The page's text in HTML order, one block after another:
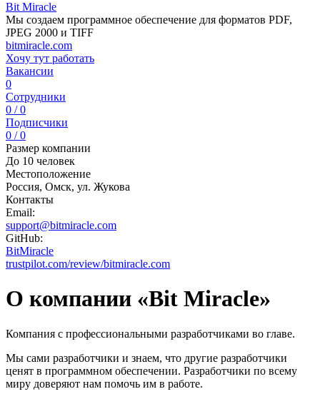
Bit Miracle
Мы создаем программное обеспечение для форматов PDF,
JPEG 2000 и TIFF
bitmiracle.com
Хочу тут работать
Вакансии
0
Сотрудники
0 / 0
Подписчики
0 / 0
Размер компании
До 10 человек
Местоположение
Россия, Омск, ул. Жукова
Контакты
Email:
support@bitmiracle.com
GitHub:
BitMiracle
trustpilot.com/review/bitmiracle.com
О компании «Bit Miracle»
Компания с профессиональными разработчиками во главе.
Мы сами разработчики и знаем, что другие разработчики
ценят в программном обеспечении. Разработчики по всему
миру доверяют нам помочь им в работе.